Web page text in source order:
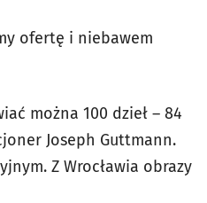
ofertę i niebawem
można 100 dzieł – 84
Joseph Guttmann.
Z Wrocławia obrazy